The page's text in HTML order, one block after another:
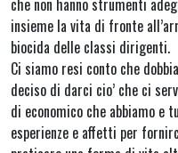
che non hanno strumenti
insieme la vita di fronte
biocida delle classi dirigenti.
Ci siamo resi conto che
deciso di darci cio’ che ci
di economico che abbiamo e
esperienze e affetti per